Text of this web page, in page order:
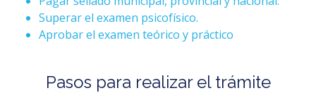
Superar el examen psicofísico.
Aprobar el examen teórico y práctico
Pasos para realizar el trámite